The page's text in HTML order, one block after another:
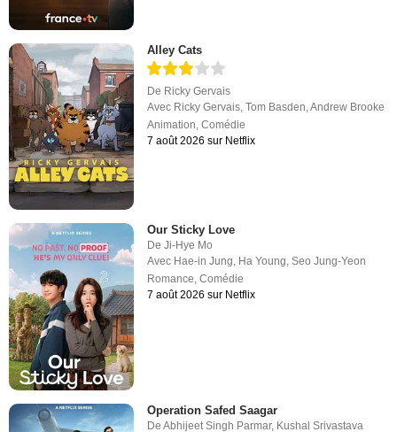
Alley Cats
De Ricky Gervais
Avec Ricky Gervais,Tom Basden,Andrew Brooke
Animation,Comédie
7 août 2026 sur Netflix
Our Sticky Love
DeJi-Hye Mo
Avec Hae-in Jung, Ha Young,Seo Jung-Yeon
Romance,Comédie
7 août 2026 sur Netflix
Operation Safed Saagar
DeAbhijeet Singh Parmar, Kushal Srivastava